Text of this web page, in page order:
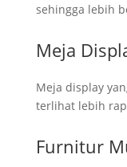
sehingga lebih
Meja
Meja display
terlihat lebih
Furnitur